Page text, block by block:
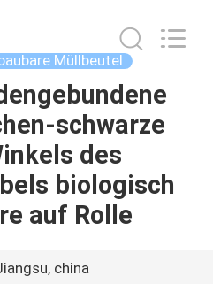
Müllbeutel
schwarze
des
biologisch
auf Rolle
china